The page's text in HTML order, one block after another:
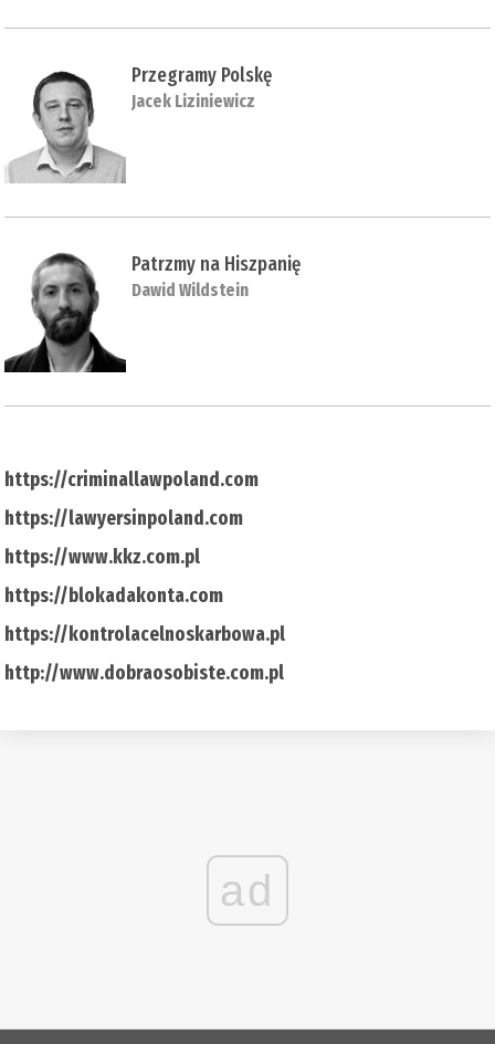
Przegramy Polskę
Jacek Liziniewicz
Patrzmy na Hiszpanię
Dawid Wildstein
https://criminallawpoland.com
https://lawyersinpoland.com
https://www.kkz.com.pl
https://blokadakonta.com
https://kontrolacelnoskarbowa.pl
http://www.dobraosobiste.com.pl
ad